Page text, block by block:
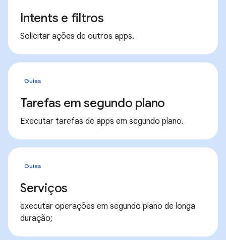
Intents e filtros
Solicitar ações de outros apps.
Guias
Tarefas em segundo plano
Executar tarefas de apps em segundo plano.
Guias
Serviços
executar operações em segundo plano de longa
duração;